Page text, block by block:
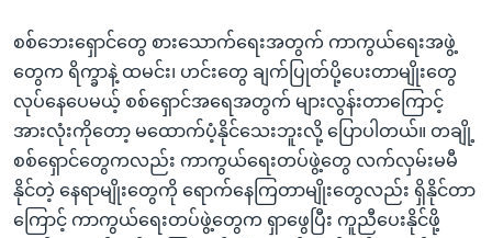
စစ်ဘေးရှောင်တွေ စားသောက်ရေးအတွက် ကာကွယ်ရေးအဖွဲ့
တွေက ရိက္ခာနဲ့ ထမင်း၊ ဟင်းတွေ ချက်ပြုတ်ပို့ပေးတာမျိုးတွေ
လုပ်နေပေမယ့် စစ်ရှောင်အရေအတွက် များလွန်းတာကြောင့်
အားလုံးကိုတော့ မထောက်ပံ့နိုင်သေးဘူးလို့ ပြောပါတယ်။ တချို့
စစ်ရှောင်တွေကလည်း ကာကွယ်ရေးတပ်ဖွဲ့တွေ လက်လှမ်းမမီ
နိုင်တဲ့ နေရာမျိုးတွေကို ရောက်နေကြတာမျိုးတွေလည်း ရှိနိုင်တာ
ကြောင့် ကာကွယ်ရေးတပ်ဖွဲ့တွေက ရှာဖွေပြီး ကူညီပေးနိုင်ဖို့